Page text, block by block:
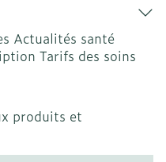
Actualités santé
Tarifs des soins
produits et